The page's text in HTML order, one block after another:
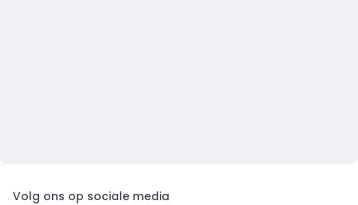
Volg ons op sociale media